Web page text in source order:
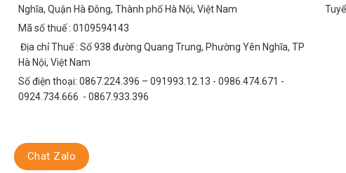
Ứng Dụng Đa Dạng Của Đèn Pha Luồng Rọi Xa
Chiếu Sáng Đường Liên Thôn, Đô Thị
Cung cấp ánh sáng mạnh mẽ, đảm bảo an toàn giao thông và chiếu
Chiếu Sáng Khu Công Nghiệp (KCN)
Nghĩa, Quận Hà Đông, Thành phố Hà Nội, Việt Nam
Mã số thuế : 0109594143
Địa chỉ Thuế : Số 938 đường Quang Trung, Phường Yên Nghĩa, TP
Hà Nội, Việt Nam
Số điện thoại: 0867.224.396 – 091993.12.13 - 0986.474.671 -
0924.734.666 - 0867.933.396
Chat Zalo